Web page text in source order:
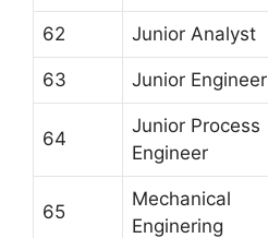
62 Junior Analyst
63 Junior Engineer
64
Junior Process
Engineer
65
Mechanical
Enginering